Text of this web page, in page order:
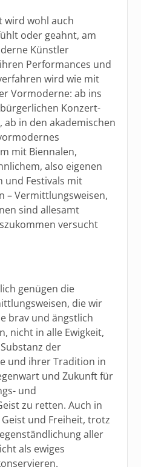
wird wohl auch
oder geahnt, am
Künstler
Performances und
wird wie mit
Vormoderne: ab ins
Konzert-
in den akademischen
mit Biennalen,
also eigenen
und Festivals mit
– Vermittlungsweisen,
sind allesamt
versucht
genügen die
die wir
brav und ängstlich
nicht in alle Ewigkeit,
der
und ihrer Tradition in
und Zukunft für
und
zu retten. Auch in
und Freiheit, trotz
aller
als ewiges